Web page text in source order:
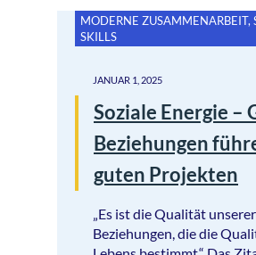
MODERNE ZUSAMMENARBEIT,
SKILLS
JANUAR 1, 2025
Soziale Energie –
Beziehungen
guten Projekten
„Es ist die Qualität unserer
Beziehungen, die die